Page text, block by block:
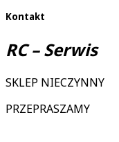
Kontakt
RC – Serwis
SKLEP NIECZYNNY
PRZEPRASZAMY